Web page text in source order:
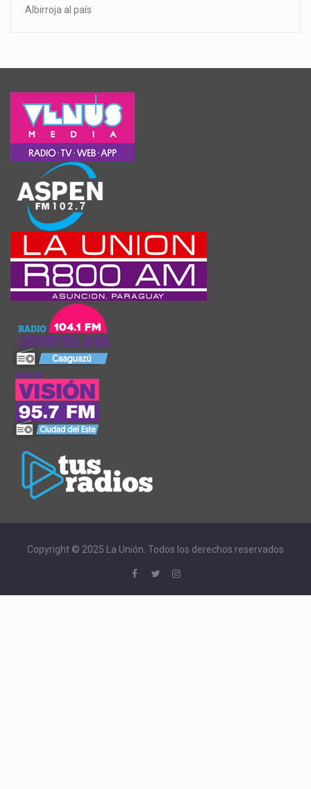
Albirroja al país
Copyright © 2025 La Unión. Todos los derechos reservados